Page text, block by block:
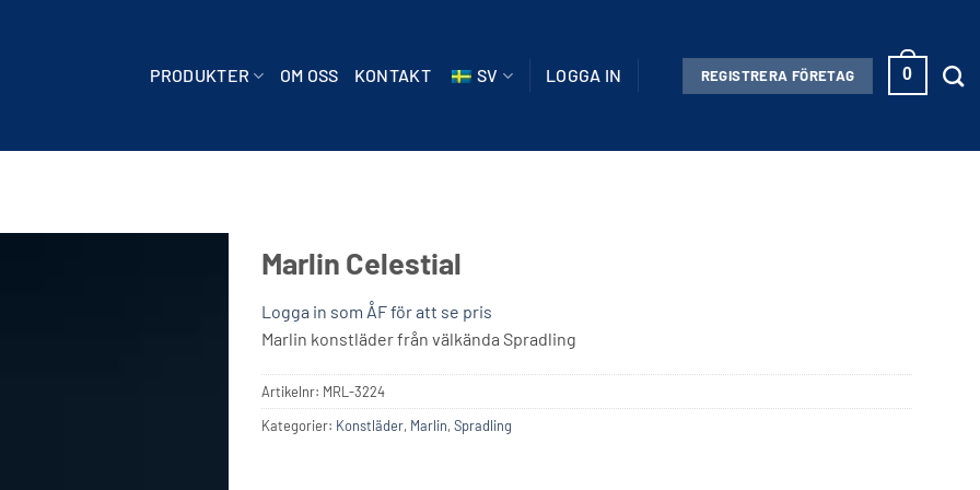
PRODUKTER OM OSS KONTAKT SV LOGGA IN REGISTRERA FÖRETAG 0
Marlin Celestial
Logga in som ÅF för att se pris
Marlin konstläder från välkända Spradling
Artikelnr: MRL-3224
Kategorier: Konstläder, Marlin,Spradling